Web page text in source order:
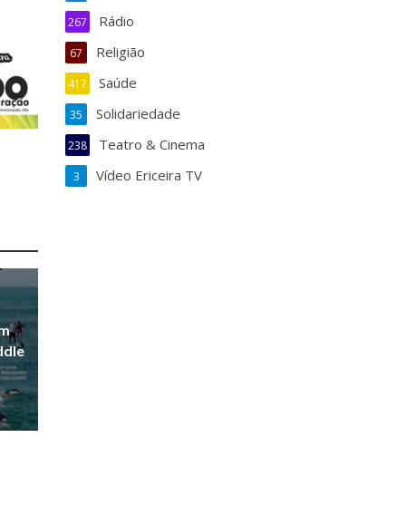
Rádio
267
Religião
67
Saúde
417
Solidariedade
35
Teatro & Cinema
238
Vídeo Ericeira TV
3